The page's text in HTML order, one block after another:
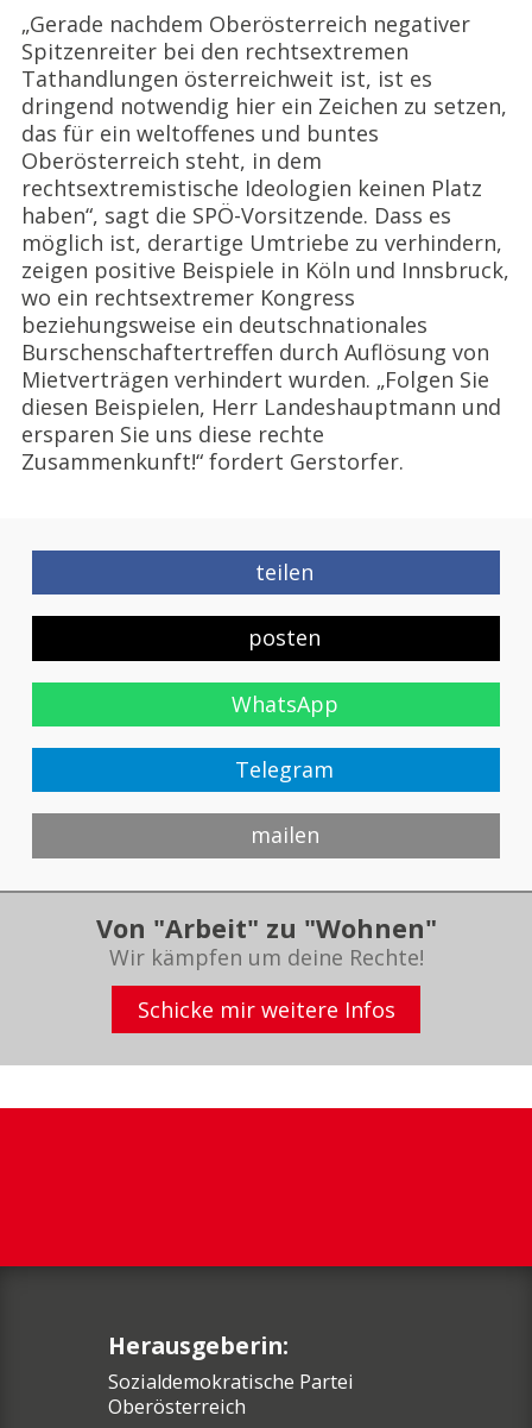
„Gerade nachdem Oberösterreich negativer
Spitzenreiter bei den rechtsextremen
Tathandlungen österreichweit ist, ist es
dringend notwendig hier ein Zeichen zu setzen,
das für ein weltoffenes und buntes
Oberösterreich steht, in dem
rechtsextremistische Ideologien keinen Platz
haben“, sagt die SPÖ-Vorsitzende. Dass es
möglich ist, derartige Umtriebe zu verhindern,
zeigen positive Beispiele in Köln und Innsbruck,
wo ein rechtsextremer Kongress
beziehungsweise ein deutschnationales
Burschenschaftertreffen durch Auflösung von
Mietverträgen verhindert wurden. „Folgen Sie
diesen Beispielen, Herr Landeshauptmann und
ersparen Sie uns diese rechte
Zusammenkunft!“ fordert Gerstorfer.
teilen
posten
WhatsApp
Telegram
mailen
Von "Arbeit" zu "Wohnen"
Wir kämpfen um deine Rechte!
Schicke mir weitere Infos
Herausgeberin:
Sozialdemokratische Partei
Oberösterreich